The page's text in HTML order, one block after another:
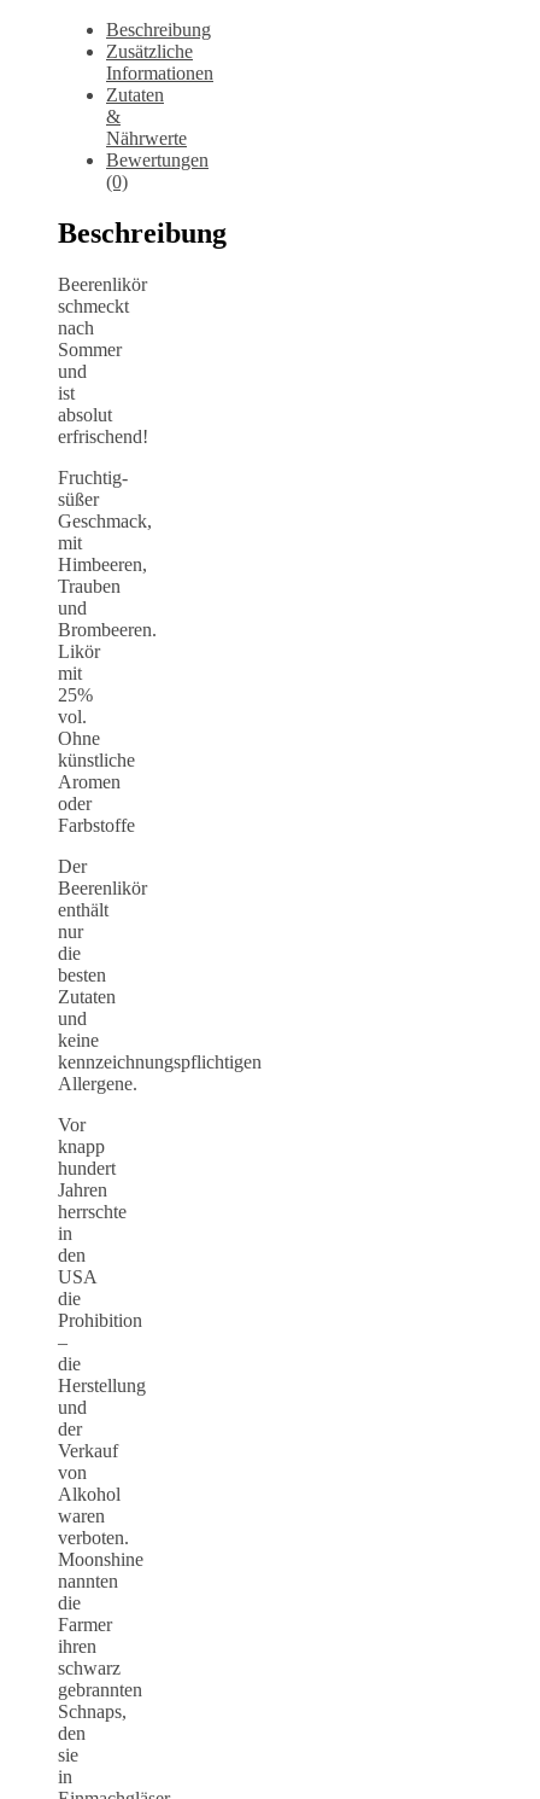
Beschreibung
Zusätzliche
Informationen
Zutaten
&
Nährwerte
Bewertungen
(0)
Beschreibung
Beerenlikör
schmeckt
nach
Sommer
und
ist
absolut
erfrischend!
Fruchtig-
süßer
Geschmack,
mit
Himbeeren,
Trauben
und
Brombeeren.
Likör
mit
25%
vol.
Ohne
künstliche
Aromen
oder
Farbstoffe
Der
Beerenlikör
enthält
nur
die
besten
Zutaten
und
keine
kennzeichnungspflichtigen
Allergene.
Vor
knapp
hundert
Jahren
herrschte
in
den
USA
die
Prohibition
–
die
Herstellung
und
der
Verkauf
von
Alkohol
waren
verboten.
Moonshine
nannten
die
Farmer
ihren
schwarz
gebrannten
Schnaps,
den
sie
in